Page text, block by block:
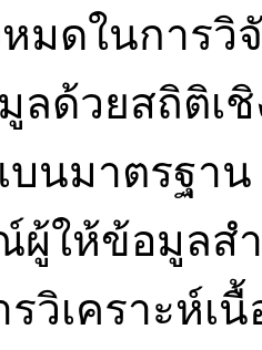
มดในการวิ
ลด้วยสถิติเ
บนมาตรฐา
ให้ข้อมูลส
วิเคราะห์เ